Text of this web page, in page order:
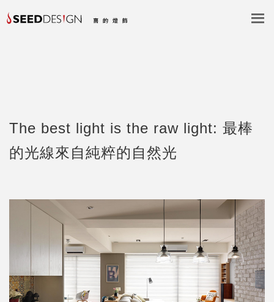
The best light is the raw light: 最棒
的光線來自純粹的自然光